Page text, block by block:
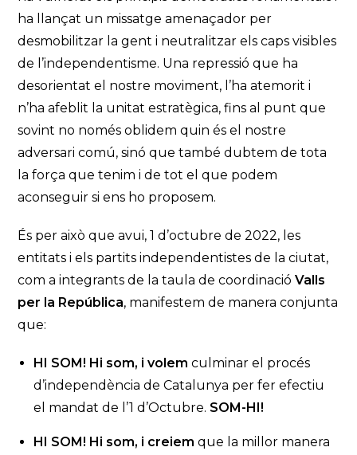
ha llançat un missatge amenaçador per
desmobilitzar la gent i neutralitzar els caps visibles
de l’independentisme. Una repressió que ha
desorientat el nostre moviment, l’ha atemorit i
n’ha afeblit la unitat estratègica, fins al punt que
sovint no només oblidem quin és el nostre
adversari comú, sinó que també dubtem de tota
la força que tenim i de tot el que podem
aconseguir si ens ho proposem.
És per això que avui, 1 d’octubre de 2022, les
entitats i els partits independentistes de la ciutat,
com a integrants de la taula de coordinacióValls
per la República, manifestem de manera conjunta
que:
HI SOM! Hi som, i volem culminar el procés
d’independència de Catalunya per fer efectiu
el mandat de l’1 d’Octubre. SOM-HI!
HI SOM! Hi som, i creiem que la millor manera